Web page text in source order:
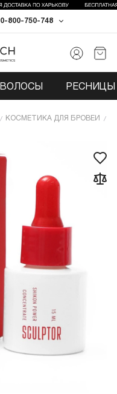
0-800-750-748
ВОЛОСЫ РЕСНИЦЫ
КОСМЕТИКА ДЛЯ БРОВЕЙ